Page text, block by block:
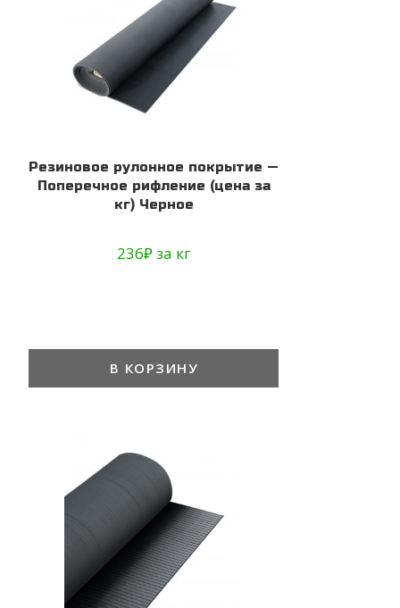
Резиновое рулонное покрытие —
Поперечное рифление (цена за
кг) Черное
236₽за кг
В КОРЗИНУ